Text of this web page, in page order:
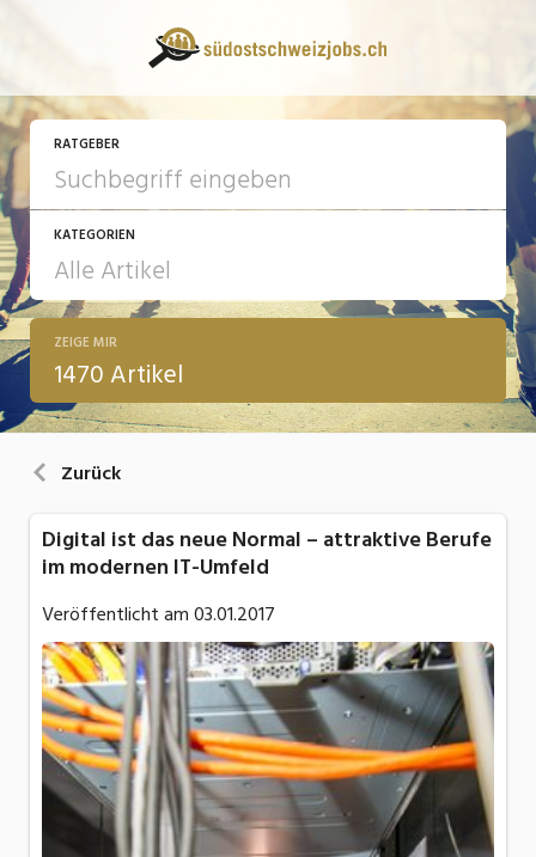
RATGEBER
KATEGORIEN
13 Fragen - 13 Antworten
Arbeit
ZEIGE MIR
1470 Artikel
Zurück
Digital ist das neue Normal – attraktive Berufe
im modernen IT-Umfeld
Veröffentlicht am03.01.2017